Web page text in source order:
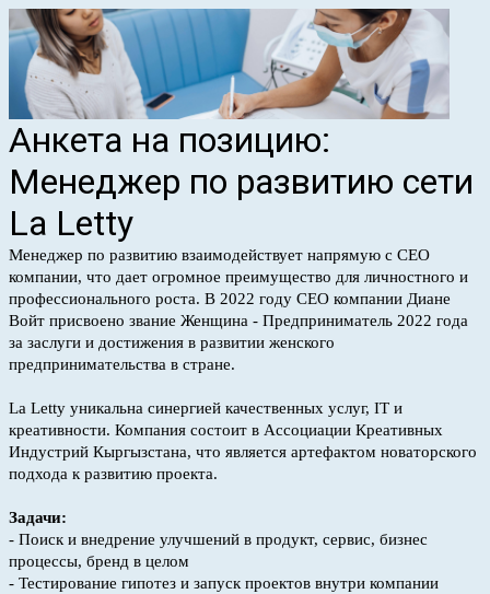
Анкета на позицию:
Менеджер по развитию сети
La Letty
Менеджер по развитию взаимодействует напрямую с CEO
компании, что дает огромное преимущество для личностного и
профессионального роста. В 2022 году CEO компании Диане
Войт присвоено звание Женщина - Предприниматель 2022 года
за заслуги и достижения в развитии женского
предпринимательства в стране.
La Letty уникальна синергией качественных услуг, IT и
креативности. Компания состоит в Ассоциации Креативных
Индустрий Кыргызстана, что является артефактом новаторского
подхода к развитию проекта.
Задачи:
- Поиск и внедрение улучшений в продукт, сервис, бизнес
процессы, бренд в целом
- Тестирование гипотез и запуск проектов внутри компании